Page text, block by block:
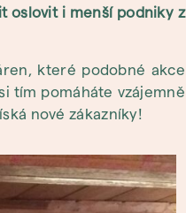
oslovit i menší podniky z
které podobné akce
tím pomáháte vzájemně
nové zákazníky!